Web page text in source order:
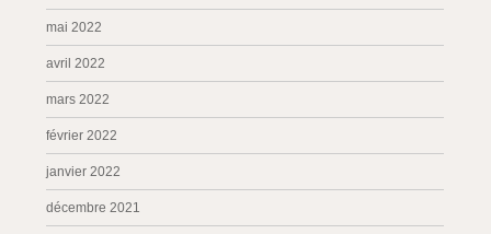
mai 2022
avril 2022
mars 2022
février 2022
janvier 2022
décembre 2021